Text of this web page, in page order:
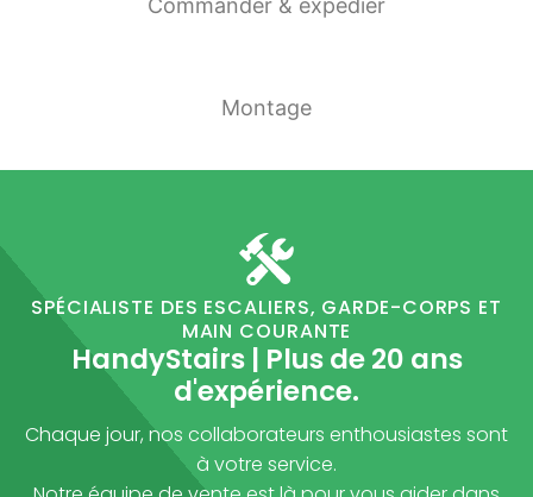
Montage
SPÉCIALISTE DES ESCALIERS, GARDE-CORPS ET
MAIN COURANTE
HandyStairs | Plus de 20 ans
d'expérience.
Chaque jour, nos collaborateurs enthousiastes sont
à votre service.